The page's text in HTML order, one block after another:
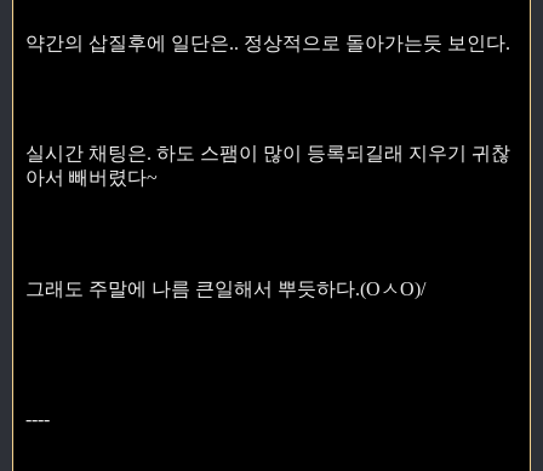
약간의 삽질후에 일단은.. 정상적으로 돌아가는듯 보인다.
실시간 채팅은. 하도 스팸이 많이 등록되길래 지우기 귀찮
아서 빼버렸다~
그래도 주말에 나름 큰일해서 뿌듯하다.(OㅅO)/
----